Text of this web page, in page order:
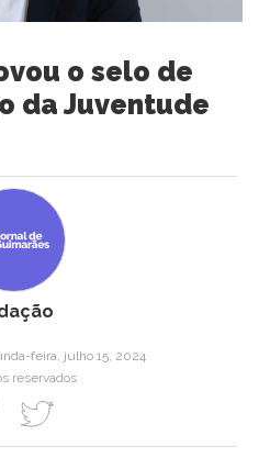
o selo de
da Juventude
feira, julho 15, 2024
reservados